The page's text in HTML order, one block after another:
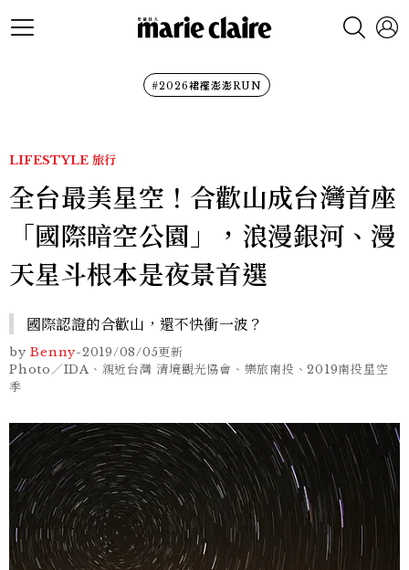
#2026裙襬澎澎RUN
LIFESTYLE 旅行
全台最美星空！合歡山成台灣首座
「國際暗空公園」，浪漫銀河、漫
天星斗根本是夜景首選
國際認證的合歡山，還不快衝一波？
by Benny-2019/08/05更新
Photo／IDA、親近台灣 清境觀光協會、樂旅南投、2019南投星空
季